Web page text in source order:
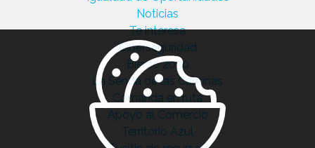
Noticias
Te interesa
Ciberseguridad
Bierzo 2030
La Senda de las Cantinas
Comanda en ruta
Apoyo al Comercio
Territorio Azul